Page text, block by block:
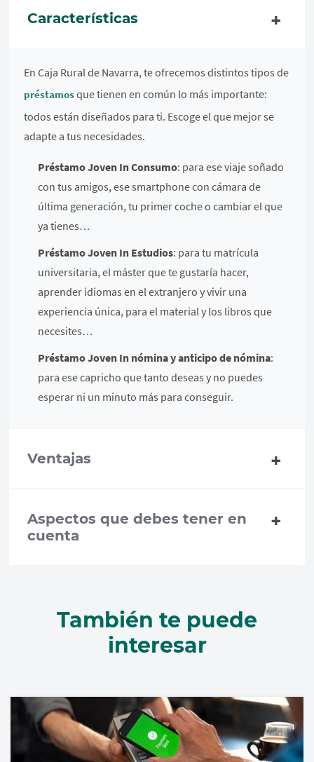
Características
En Caja Rural de Navarra, te ofrecemos distintos tipos de
préstamosque tienen en común lo más importante:
todos están diseñados para ti. Escoge el que mejor se
adapte a tus necesidades.
Préstamo Joven In Consumo: para ese viaje soñado
con tus amigos, ese smartphone con cámara de
última generación, tu primer coche o cambiar el que
ya tienes…
Préstamo Joven In Estudios: para tu matrícula
universitaria, el máster que te gustaría hacer,
aprender idiomas en el extranjero y vivir una
experiencia única, para el material y los libros que
necesites…
Préstamo Joven In nómina y anticipo de nómina:
para ese capricho que tanto deseas y no puedes
esperar ni un minuto más para conseguir.
Ventajas
Aspectos que debes tener en
cuenta
También te puede
interesar